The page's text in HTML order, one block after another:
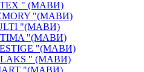
" (МАВИ)
"(МАВИ)
"(МАВИ)
"(МАВИ)
"(МАВИ)
" (МАВИ)